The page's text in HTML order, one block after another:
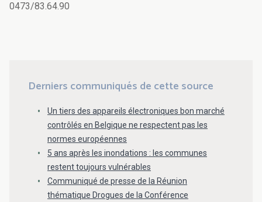
0473/83.64.90
Derniers communiqués de cette source
Un tiers des appareils électroniques bon marché
contrôlés en Belgique ne respectent pas les
normes européennes
5 ans après les inondations : les communes
restent toujours vulnérables
Communiqué de presse de la Réunion
thématique Drogues de la Conférence